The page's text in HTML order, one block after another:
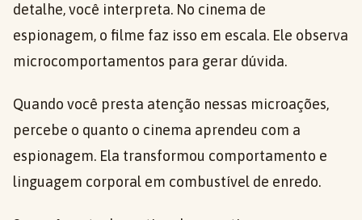
detalhe, você interpreta. No cinema de
espionagem, o filme faz isso em escala. Ele observa
microcomportamentos para gerar dúvida.
Quando você presta atenção nessas microações,
percebe o quanto o cinema aprendeu com a
espionagem. Ela transformou comportamento e
linguagem corporal em combustível de enredo.